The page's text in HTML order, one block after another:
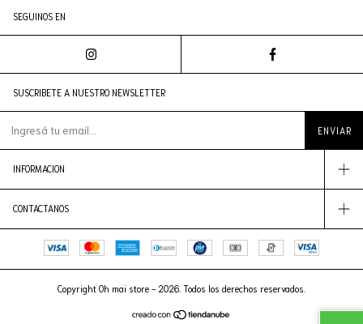
SEGUINOS EN
SUSCRIBETE A NUESTRO NEWSLETTER
INFORMACION
CONTACTANOS
Copyright Oh mai store - 2026. Todos los derechos reservados.